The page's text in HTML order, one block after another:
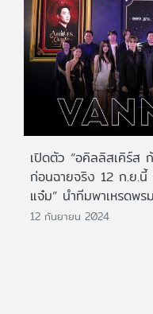
เปิดตัว “อคิลลิสเคิร์ส
ก่อนฉายจริง 12 ก.ย.นี้
แจ๋ม” นำทีมพาเหรดพ
12 กันยายน 2024